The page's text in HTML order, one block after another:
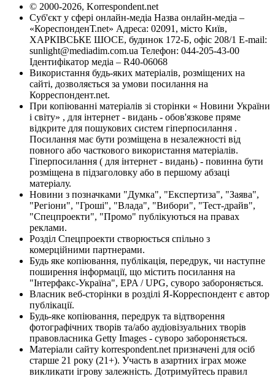
© 2000-2026, Korrespondent.net
Суб'єкт у сфері онлайн-медіа Назва онлайн-медіа –
«КореспонденТ.net» Адреса: 02091, місто Київ,
ХАРКІВСЬКЕ ШОСЕ, будинок 172-Б, офіс 208/1 E-mail:
sunlight@mediadim.com.ua Телефон: 044-205-43-00
Ідентифікатор медіа – R40-06068
Використання будь-яких матеріалів, розміщених на
сайті, дозволяється за умови посилання на
Корреспондент.net.
При копіюванні матеріалів зі сторінки « Новини України
і світу» , для інтернет - видань - обов'язкове пряме
відкрите для пошукових систем гіперпосилання .
Посилання має бути розміщена в незалежності від
повного або часткового використання матеріалів.
Гіперпосилання ( для інтернет - видань) - повинна бути
розміщена в підзаголовку або в першому абзаці
матеріалу.
Новини з позначками "Думка", "Експертиза", "Заява",
"Регіони", "Гроші", "Влада", "Вибори", "Тест-драйв",
"Спецпроекти", "Промо" публікуються на правах
реклами.
Розділ Спецпроекти створюється спільно з
комерційними партнерами.
Будь яке копіювання, публікація, передрук, чи наступне
поширення інформації, що містить посилання на
"Інтерфакс-Україна", EPA / UPG, суворо забороняється.
Власник веб-сторінки в розділі Я-Корреспондент є автор
публікації.
Будь-яке копіювання, передрук та відтворення
фотографічних творів та/або аудіовізуальних творів
правовласника Getty Images - суворо забороняється.
Матеріали сайту korrespondent.net призначені для осіб
старше 21 року (21+). Участь в азартних іграх може
викликати ігрову залежність. Дотримуйтесь правил